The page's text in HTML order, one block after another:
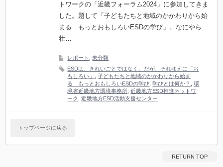
トワークの「近畿フォーラム2024」に参加してきま
した。題して「子どもたちと地域のかかわりから始
まる もっとおもしろいESDの学び」。なにやら
壮…
レポート ,未分類
ESDは、きれいごとではなく。だが、それゆえに「お
もしろい」
,子どもたちと地域のかかわりから始ま
る もっとおもしろいESDの学び ,学びとは何か？ ,環
境省近畿地方環境事務所 ,近畿地方ESD推進ネットワ
ーク
,近畿地方ESD活動支援センター
トップページに戻る
RETURN TOP